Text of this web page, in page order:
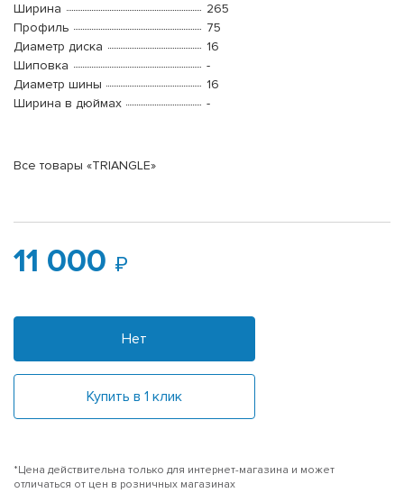
Ширина
265
Профиль
75
Диаметр диска
16
Шиповка
-
Диаметр шины
16
Ширина в дюймах
-
Все товары «TRIANGLE»
11 000
Нет
Купить в 1 клик
*Цена действительна только для интернет-магазина и может
отличаться от цен в розничных магазинах